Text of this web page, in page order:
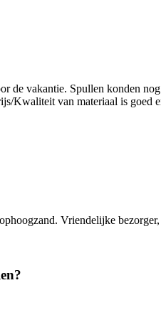
de vakantie. Spullen konden
Kwaliteit van materiaal is goed
Vriendelijke bezorger,